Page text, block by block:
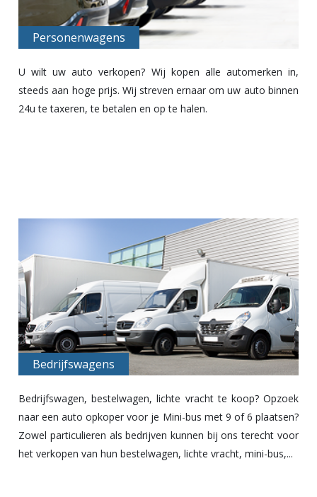
Personenwagens
U wilt uwauto verkopen? Wij kopen alle automerken in,
steeds aan hoge prijs. Wij streven ernaar om uw auto binnen
24u te taxeren, te betalen en op te halen.
Bedrijfswagens
Bedrijfswagen, bestelwagen, lichte vracht te koop? Opzoek
naar eenauto opkoper voor je Mini-bus met 9 of 6 plaatsen?
Zowel particulieren als bedrijven kunnen bij ons terecht voor
het verkopen van hun bestelwagen, lichte vracht, mini-bus,...